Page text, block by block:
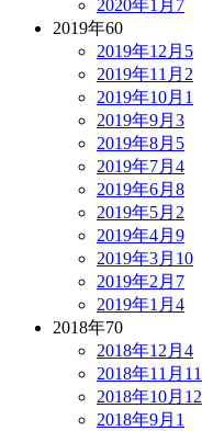
2020年1月 7
2019年60
2019年12月 5
2019年11月 2
2019年10月 1
2019年9月 3
2019年8月 5
2019年7月 4
2019年6月 8
2019年5月 2
2019年4月 9
2019年3月 10
2019年2月 7
2019年1月 4
2018年70
2018年12月 4
2018年11月 11
2018年10月 12
2018年9月 1